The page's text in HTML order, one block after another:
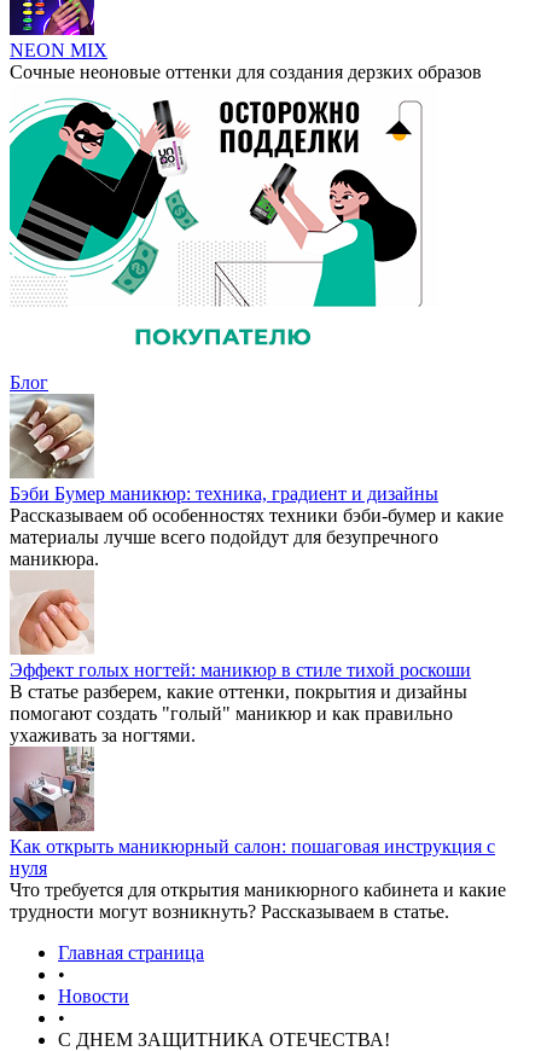
NEON MIX
Сочные неоновые оттенки для создания дерзких образов
Блог
Бэби Бумер маникюр: техника, градиент и дизайны
Рассказываем об особенностях техники бэби-бумер и какие
материалы лучше всего подойдут для безупречного
маникюра.
Эффект голых ногтей: маникюр в стиле тихой роскоши
В статье разберем, какие оттенки, покрытия и дизайны
помогают создать "голый" маникюр и как правильно
ухаживать за ногтями.
Как открыть маникюрный салон: пошаговая инструкция с
нуля
Что требуется для открытия маникюрного кабинета и какие
трудности могут возникнуть? Рассказываем в статье.
Главная страница
•
Новости
•
С ДНЕМ ЗАЩИТНИКА ОТЕЧЕСТВА!